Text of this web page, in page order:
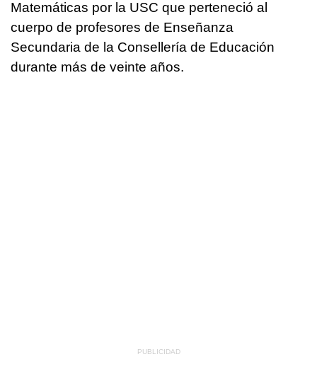
Matemáticas por la USC que perteneció al
cuerpo de profesores de Enseñanza
Secundaria de la Consellería de Educación
durante más de veinte años.